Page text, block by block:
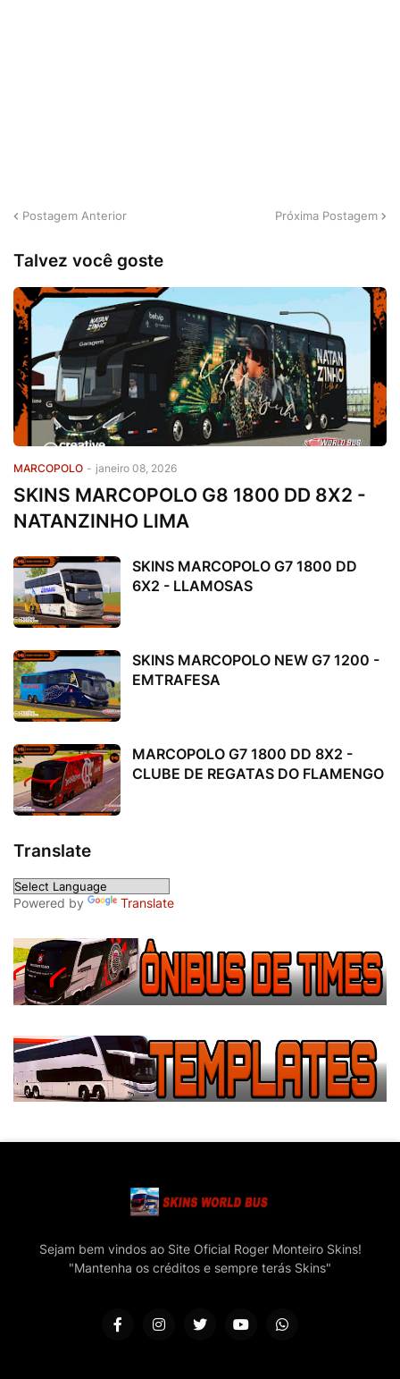
Postagem Anterior Próxima Postagem
Talvez você goste
MARCOPOLO - janeiro 08, 2026
SKINS MARCOPOLO G8 1800 DD 8X2 -
NATANZINHO LIMA
SKINS MARCOPOLO G7 1800 DD
6X2 - LLAMOSAS
SKINS MARCOPOLO NEW G7 1200 -
EMTRAFESA
MARCOPOLO G7 1800 DD 8X2 -
CLUBE DE REGATAS DO FLAMENGO
Translate
Powered by Translate
Sejam bem vindos ao Site Oficial Roger Monteiro Skins!
"Mantenha os créditos e sempre terás Skins"